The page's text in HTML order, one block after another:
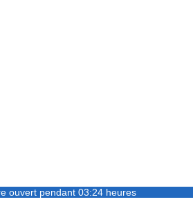
ouvert pendant 03:24 heures